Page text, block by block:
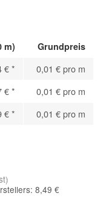
m) Grundpreis
€*
0,01 € pro m
€*
0,01 € pro m
€* 0,01 € pro m
8,49 €